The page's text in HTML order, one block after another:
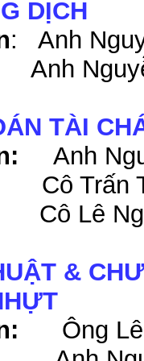
DỊCH
: Anh
TÀI
Anh
Trấn
Lê
&
Ông Lê